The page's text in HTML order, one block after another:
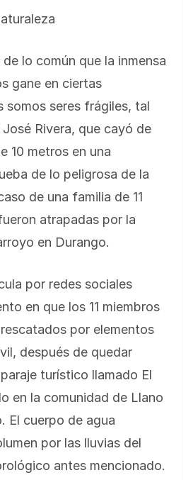
lo común que la inmensa
gane en ciertas
somos seres frágiles, tal
Rivera, que cayó de
10 metros en una
de lo peligrosa de la
de una familia de 11
atrapadas por la
en Durango.
por redes sociales
en que los 11 miembros
por elementos
después de quedar
turístico llamado El
en la comunidad de Llano
El cuerpo de agua
por las lluvias del
antes mencionado.